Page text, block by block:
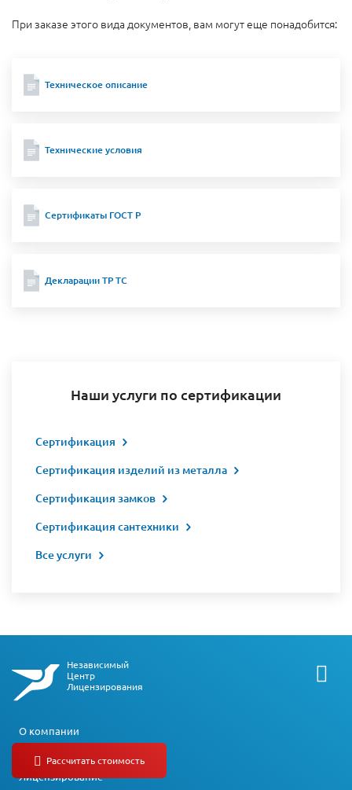
При заказе этого вида документов, вам могут еще понадобится:
Техническое описание
Технические условия
Сертификаты ГОСТ Р
Декларации ТР ТС
Наши услуги по сертификации
Сертификация
Сертификация изделий из металла
Сертификация замков
Сертификация сантехники
Все услуги
Независимый
Центр
Лицензирования
О компании
СРО
Лицензирование